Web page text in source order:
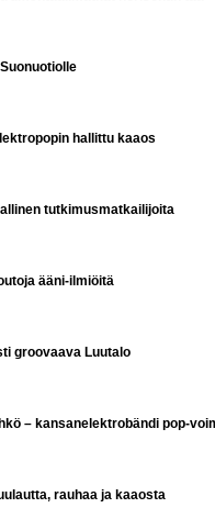
hallittu kaaos
tutkimusmatkailijoita
ääni-ilmiöitä
groovaava Luutalo
– kansanelektrobändi pop-
rauhaa ja kaaosta